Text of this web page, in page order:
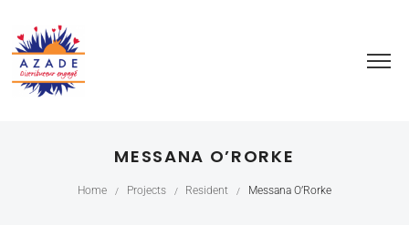
MESSANA O’RORKE
Home / Projects / Resident / Messana O’Rorke